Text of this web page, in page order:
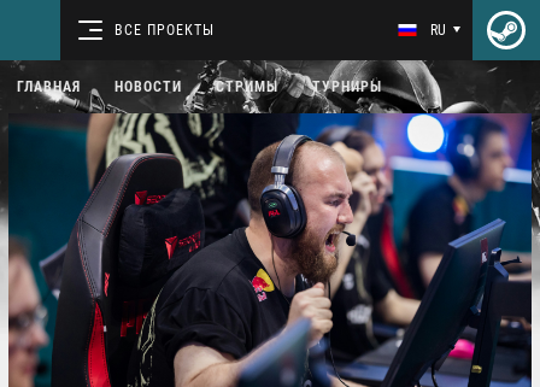
ВСЕ ПРОЕКТЫ RU
ГЛАВНАЯ НОВОСТИ СТРИМЫ ТУРНИРЫ